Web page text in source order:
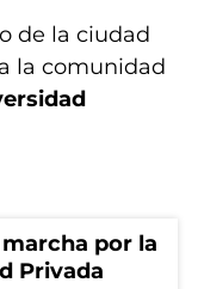
de la ciudad
la comunidad
por la
Privada